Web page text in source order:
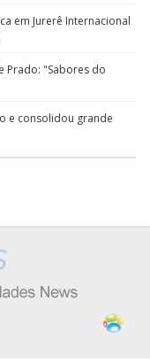
em Jurerê Internacional
Prado: "Sabores do
e consolidou grande